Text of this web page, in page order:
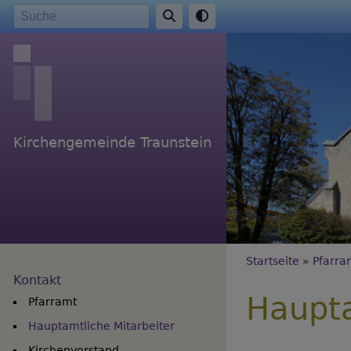
Direkt
zum
Inhalt
Kirchengemeinde Traunstein
Kontakt
Pfarramt
Hauptamtliche Mitarbeiter
Startseite